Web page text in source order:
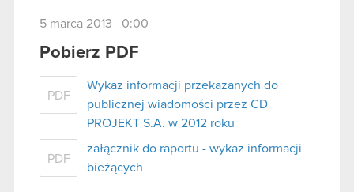
5 marca 2013 0:00
Pobierz PDF
PDF
Wykaz informacji przekazanych do
publicznej wiadomości przez CD
PROJEKT S.A. w 2012 roku
PDF
załącznik do raportu - wykaz informacji
bieżących